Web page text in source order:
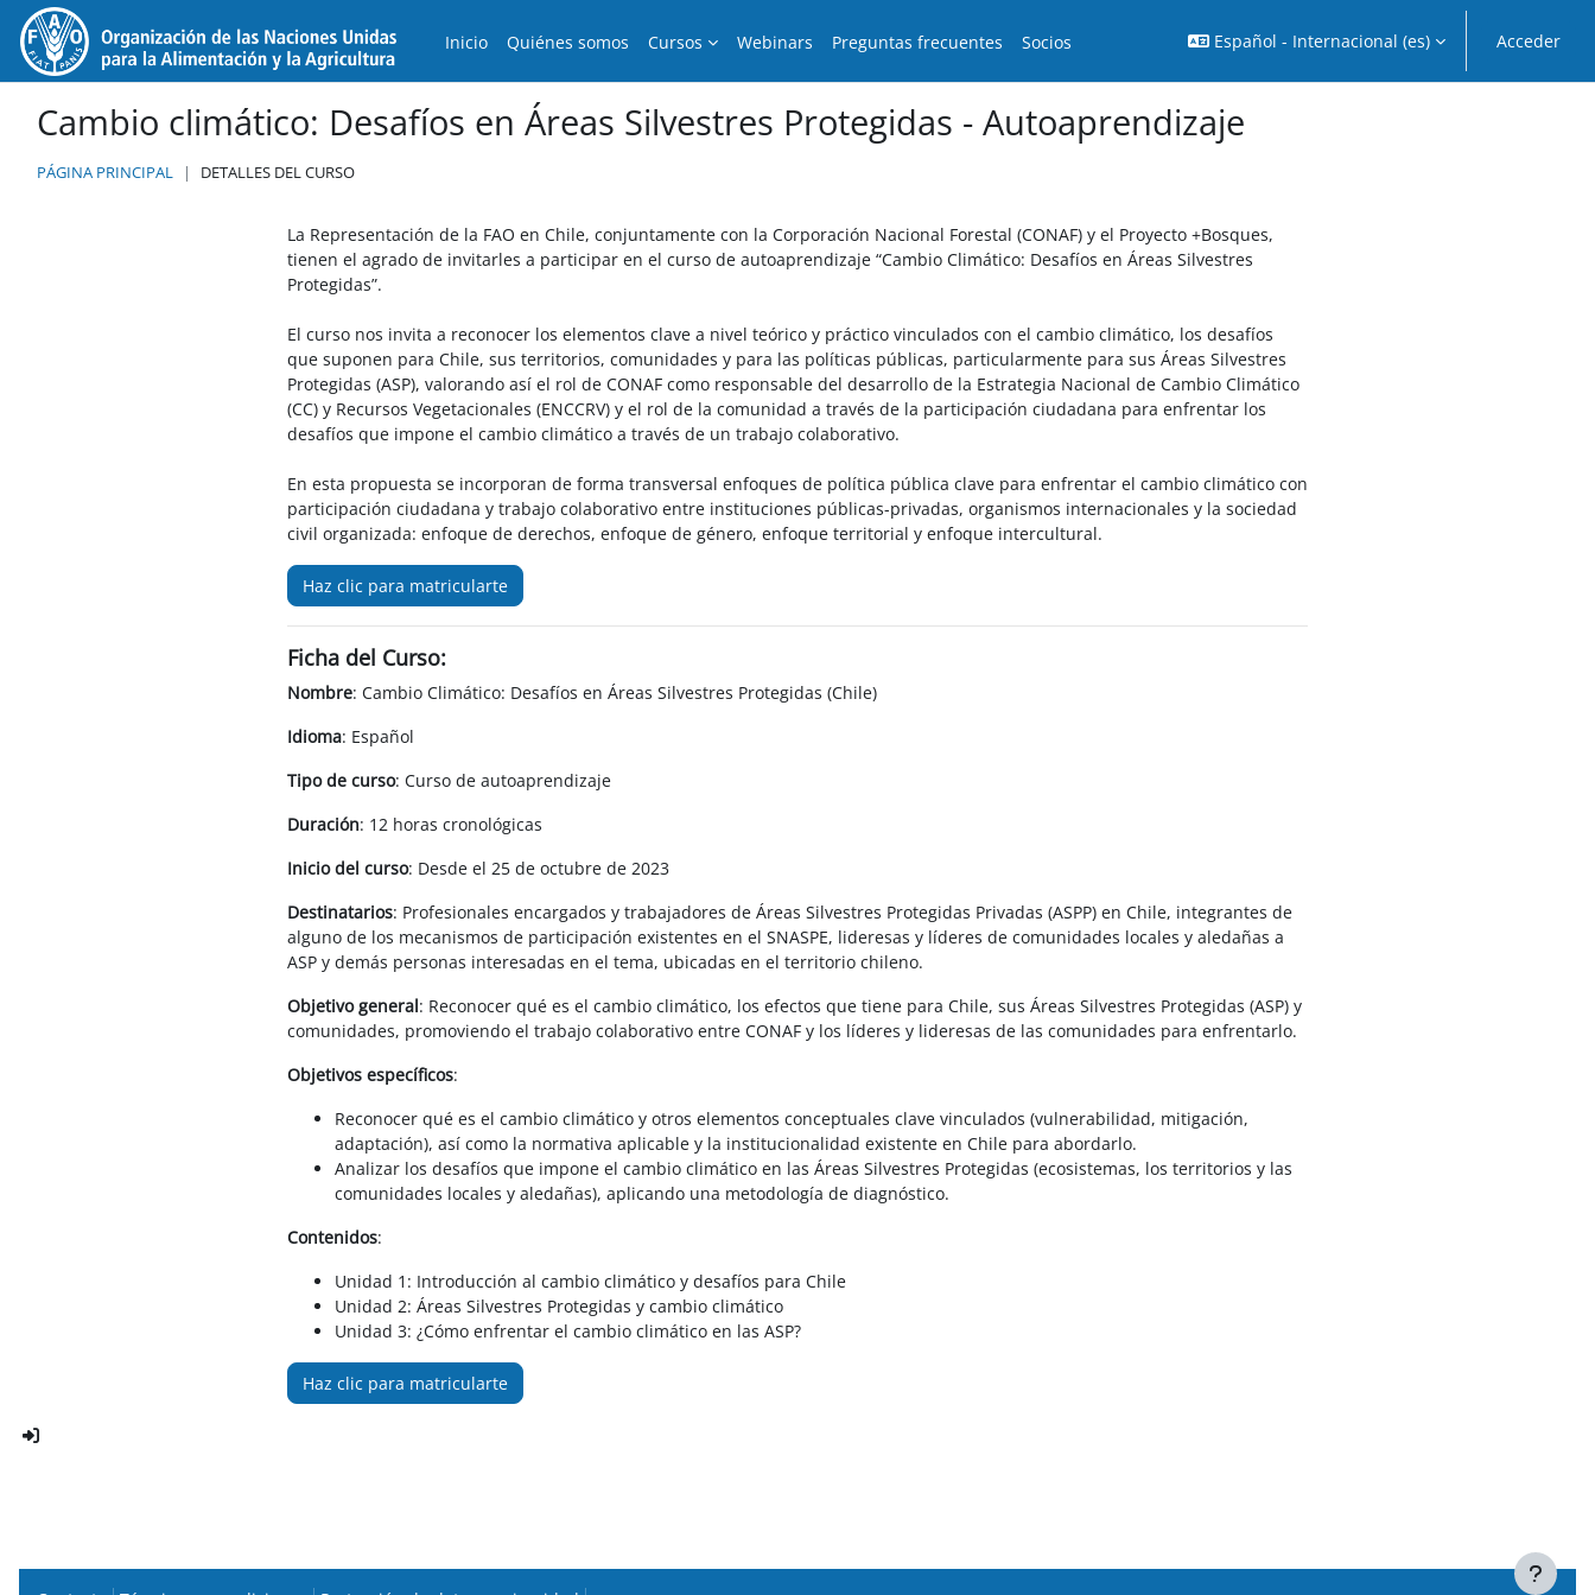
Salta al contenido principal
Inicio
Quiénes somos Cursos Webinars Preguntas frecuentes Socios Español - Internacional ‎(es)‎ Acceder
Cambio climático: Desafíos en Áreas Silvestres Protegidas - Autoaprendizaje
PÁGINA PRINCIPAL DETALLES DEL CURSO
La Representación de la FAO en Chile, conjuntamente con la Corporación Nacional Forestal (CONAF) y el Proyecto +Bosques,
tienen el agrado de invitarles a participar en el curso de autoaprendizaje “Cambio Climático: Desafíos en Áreas Silvestres
Protegidas”.
El curso nos invita a reconocer los elementos clave a nivel teórico y práctico vinculados con el cambio climático, los desafíos
que suponen para Chile, sus territorios, comunidades y para las políticas públicas, particularmente para sus Áreas Silvestres
Protegidas (ASP), valorando así el rol de CONAF como responsable del desarrollo de la Estrategia Nacional de Cambio Climático
(CC) y Recursos Vegetacionales (ENCCRV) y el rol de la comunidad a través de la participación ciudadana para enfrentar los
desafíos que impone el cambio climático a través de un trabajo colaborativo.
En esta propuesta se incorporan de forma transversal enfoques de política pública clave para enfrentar el cambio climático con
participación ciudadana y trabajo colaborativo entre instituciones públicas-privadas, organismos internacionales y la sociedad
civil organizada: enfoque de derechos, enfoque de género, enfoque territorial y enfoque intercultural.
Haz clic para matricularte
Ficha del Curso:
Nombre: Cambio Climático: Desafíos en Áreas Silvestres Protegidas (Chile)
Idioma: Español
Tipo de curso: Curso de autoaprendizaje
Duración: 12 horas cronológicas
Inicio del curso: Desde el 25 de octubre de 2023
Destinatarios: Profesionales encargados y trabajadores de Áreas Silvestres Protegidas Privadas (ASPP) en Chile, integrantes de
alguno de los mecanismos de participación existentes en el SNASPE, lideresas y líderes de comunidades locales y aledañas a
ASP y demás personas interesadas en el tema, ubicadas en el territorio chileno.
Objetivo general: Reconocer qué es el cambio climático, los efectos que tiene para Chile, sus Áreas Silvestres Protegidas (ASP) y
comunidades, promoviendo el trabajo colaborativo entre CONAF y los líderes y lideresas de las comunidades para enfrentarlo.
Objetivos específicos:
Reconocer qué es el cambio climático y otros elementos conceptuales clave vinculados (vulnerabilidad, mitigación,
adaptación), así como la normativa aplicable y la institucionalidad existente en Chile para abordarlo.
Analizar los desafíos que impone el cambio climático en las Áreas Silvestres Protegidas (ecosistemas, los territorios y las
comunidades locales y aledañas), aplicando una metodología de diagnóstico.
Contenidos:
Unidad 1: Introducción al cambio climático y desafíos para Chile
Unidad 2: Áreas Silvestres Protegidas y cambio climático
Unidad 3: ¿Cómo enfrentar el cambio climático en las ASP?
Haz clic para matricularte